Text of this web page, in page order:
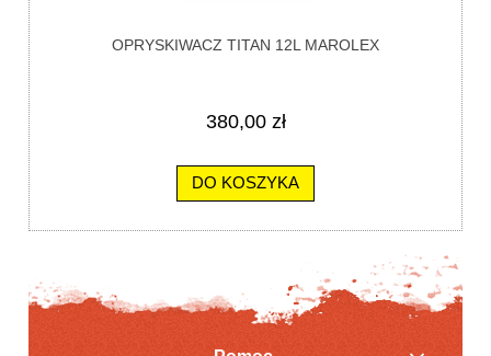
OPRYSKIWACZ TITAN 12L MAROLEX
380,00 zł
DO KOSZYKA